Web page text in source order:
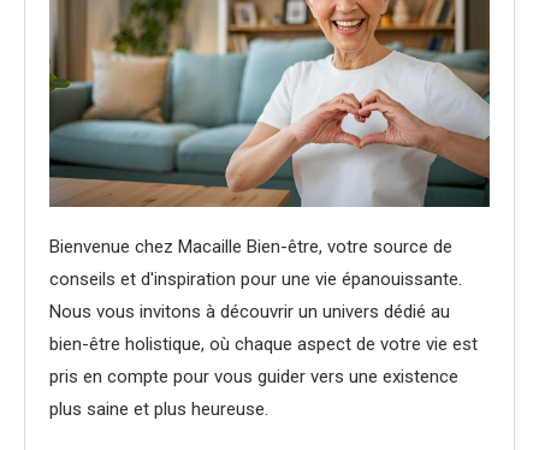
Bienvenue chez Macaille Bien-être, votre source de
conseils et d'inspiration pour une vie épanouissante.
Nous vous invitons à découvrir un univers dédié au
bien-être holistique, où chaque aspect de votre vie est
pris en compte pour vous guider vers une existence
plus saine et plus heureuse.